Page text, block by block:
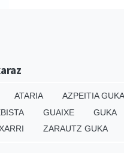
ATARIA AZPEITIA GUKA
GUAIXE GUKA
ZARAUTZ GUKA